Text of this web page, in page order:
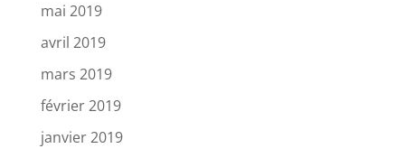
mai 2019
avril 2019
mars 2019
février 2019
janvier 2019